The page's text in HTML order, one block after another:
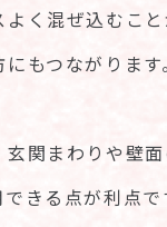
く混ぜ込むこと
もつながります。
関まわりや壁面
きる点が利点で